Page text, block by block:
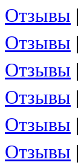
Отзывы |
Отзывы |
Отзывы |
Отзывы |
Отзывы |
Отзывы |